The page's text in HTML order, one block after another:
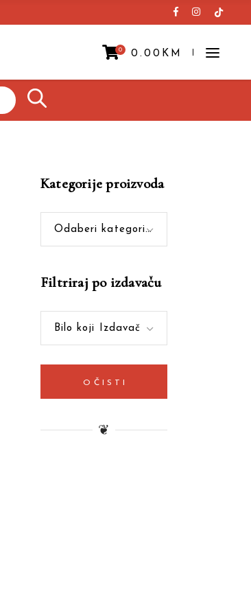
0 0.00 KM
Prazna korpa.
Kategorije proizvoda
Odaberi kategoriju
Filtriraj po izdavaču
Bilo koji Izdavač
OČISTI
❦